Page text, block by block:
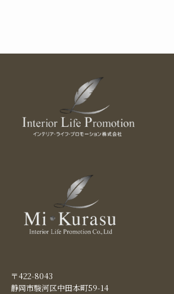
〒422-8043
静岡市駿河区中田本町59-14